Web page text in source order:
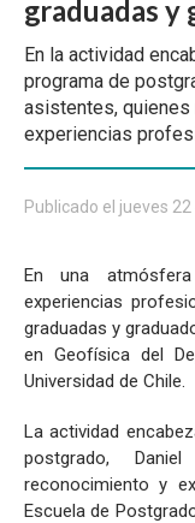
graduadas y
En la actividad
programa de
asistentes, quienes
experiencias
Publicado el jueves
En una
experiencias
graduadas y
en Geofísica del
Universidad de Chile.
La actividad
postgrado,
reconocimiento y
Escuela de